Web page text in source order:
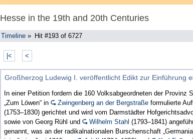
Hesse in the 19th and 20th Centuries
Timeline » Hit #193 of 6727
|< <
Großherzog Ludewig I. veröffentlicht Edikt zur Einführung
In einer Petition fordern die 160 Volksabgeordneten der Provinz
„Zum Löwen“ in
Zwingenberg an der Bergstraße formulierte
(1753–1830) gerichtet und wird vom Darmstädter
sowie von Georg Rühl und
Wilhelm Stahl (1793–1841)
genannt, was an der radikalnationalen Burschenschaft